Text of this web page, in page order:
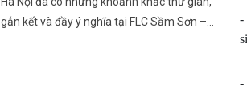
-
-
gắn kết và đầy ý nghĩa tại FLC Sầm Sơn –
cần